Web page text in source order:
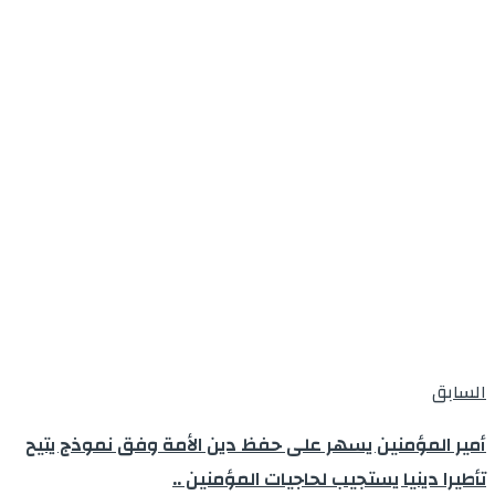
السابق
أمير المؤمنين يسهر على حفظ دين الأمة وفق نموذج يتيح
تأطيرا دينيا يستجيب لحاجيات المؤمنين ..